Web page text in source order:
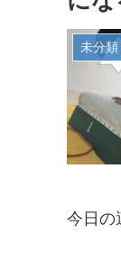
未分類
今日の